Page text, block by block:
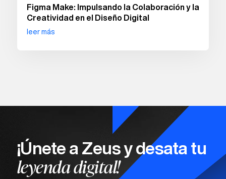
Figma Make: Impulsando la Colaboración y la
Creatividad en el Diseño Digital
leer más
¡Únete a Zeus y desata tu
leyenda digital!